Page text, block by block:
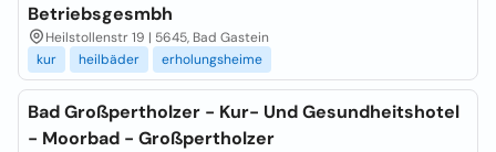
Betriebsgesmbh
Heilstollenstr 19 | 5645, Bad Gastein
kur
heilbäder erholungsheime
Bad Großpertholzer - Kur- Und Gesundheitshotel
- Moorbad - Großpertholzer